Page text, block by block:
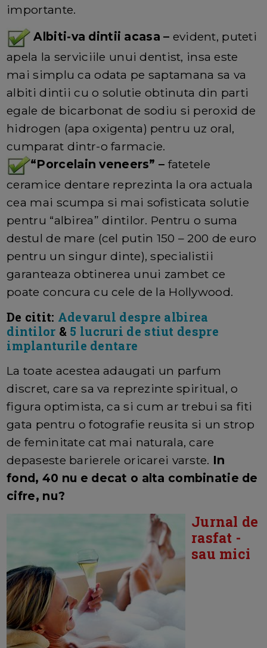
importante.
Albiti-va dintii acasa – evident, puteti
apela la serviciile unui dentist, insa este
mai simplu ca odata pe saptamana sa va
albiti dintii cu o solutie obtinuta din parti
egale de bicarbonat de sodiu si peroxid de
hidrogen (apa oxigenta) pentru uz oral,
cumparat dintr-o farmacie.
“Porcelain veneers” – fatetele
ceramice dentare reprezinta la ora actuala
cea mai scumpa si mai sofisticata solutie
pentru “albirea” dintilor. Pentru o suma
destul de mare (cel putin 150 – 200 de euro
pentru un singur dinte), specialistii
garanteaza obtinerea unui zambet ce
poate concura cu cele de la Hollywood.
De citit: Adevarul despre albirea
dintilor & 5 lucruri de stiut despre
implanturile dentare
La toate acestea adaugati un parfum
discret, care sa va reprezinte spiritual, o
figura optimista, ca si cum ar trebui sa fiti
gata pentru o fotografie reusita si un strop
de feminitate cat mai naturala, care
depaseste barierele oricarei varste. In
fond, 40 nu e decat o alta combinatie de
cifre, nu?
Jurnal de
rasfat -
sau mici